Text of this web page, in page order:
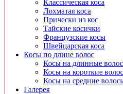
Классическая коса
Лохматая коса
Прически из кос
Тайские косички
Французские косы
Швейцарская коса
Косы по длине волос
Косы на длинные
Косы на короткие
Косы на средние
Галерея